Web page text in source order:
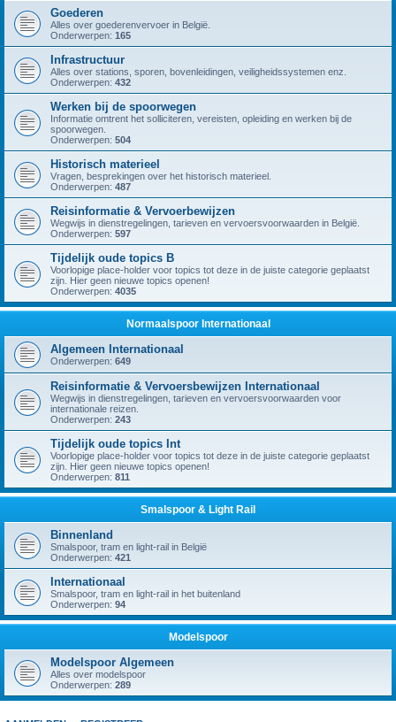
Goederen
Alles over goederenvervoer in België.
Onderwerpen: 165
Infrastructuur
Alles over stations, sporen, bovenleidingen, veiligheidssystemen enz.
Onderwerpen: 432
Werken bij de spoorwegen
Informatie omtrent het solliciteren, vereisten, opleiding en werken bij de
spoorwegen.
Onderwerpen: 504
Historisch materieel
Vragen, besprekingen over het historisch materieel.
Onderwerpen: 487
Reisinformatie & Vervoerbewijzen
Wegwijs in dienstregelingen, tarieven en vervoersvoorwaarden in België.
Onderwerpen: 597
Tijdelijk oude topics B
Voorlopige place-holder voor topics tot deze in de juiste categorie geplaatst
zijn. Hier geen nieuwe topics openen!
Onderwerpen: 4035
Normaalspoor Internationaal
Algemeen Internationaal
Onderwerpen: 649
Reisinformatie & Vervoersbewijzen Internationaal
Wegwijs in dienstregelingen, tarieven en vervoersvoorwaarden voor
internationale reizen.
Onderwerpen: 243
Tijdelijk oude topics Int
Voorlopige place-holder voor topics tot deze in de juiste categorie geplaatst
zijn. Hier geen nieuwe topics openen!
Onderwerpen: 811
Smalspoor & Light Rail
Binnenland
Smalspoor, tram en light-rail in België
Onderwerpen: 421
Internationaal
Smalspoor, tram en light-rail in het buitenland
Onderwerpen: 94
Modelspoor
Modelspoor Algemeen
Alles over modelspoor
Onderwerpen: 289